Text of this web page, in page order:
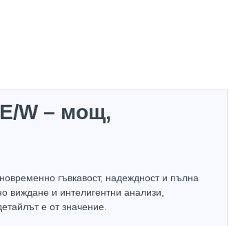
W – мощ,
гъвкавост, надеждност и пълна
и интелигентни анализи,
е от значение.